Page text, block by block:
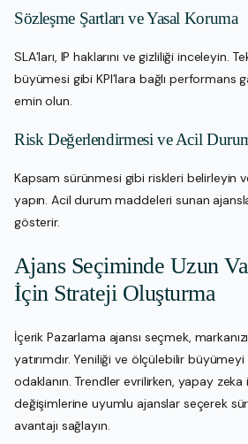
Sözleşme Şartları ve Yasal Koruma
SLA’ları, IP haklarını ve gizliliği inceleyin.
büyümesi gibi KPI’lara bağlı performans
emin olun.
Risk Değerlendirmesi ve Acil
Kapsam sürünmesi gibi riskleri belirleyin
yapın. Acil durum maddeleri sunan
gösterir.
Ajans Seçiminde Uzun
İçin Strateji Oluşturma
İçerik Pazarlama ajansı seçmek,
yatırımdır. Yeniliği ve ölçülebilir
odaklanın. Trendler evrilirken, yapay
değişimlerine uyumlu ajanslar seçerek
avantajı sağlayın.